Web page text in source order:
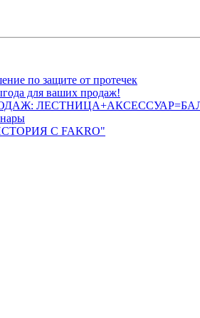
по защите от протечек
для ваших продаж!
С FAKRO"